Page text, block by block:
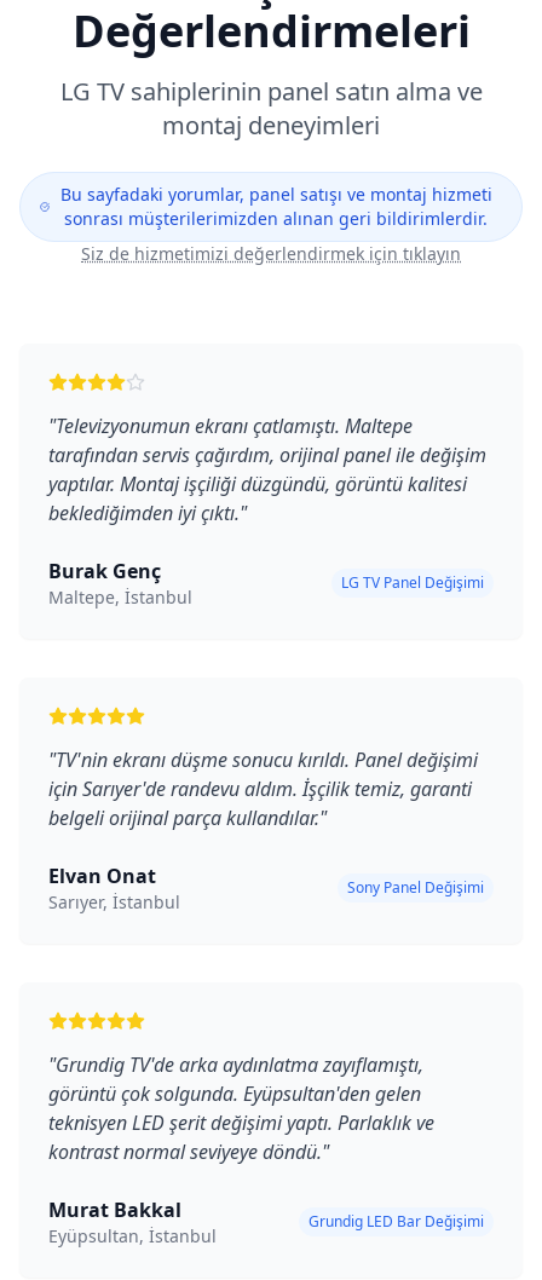
Değerlendirmeleri
LG TV sahiplerinin panel satın alma ve
montaj deneyimleri
Bu sayfadaki yorumlar, panel satışı ve montaj hizmeti
sonrası müşterilerimizden alınan geri bildirimlerdir.
Siz de hizmetimizi değerlendirmek için tıklayın
"Televizyonumun ekranı çatlamıştı. Maltepe
tarafından servis çağırdım, orijinal panel ile değişim
yaptılar. Montaj işçiliği düzgündü, görüntü kalitesi
beklediğimden iyi çıktı."
Burak Genç
Maltepe, İstanbul
LG TV Panel Değişimi
"TV'nin ekranı düşme sonucu kırıldı. Panel değişimi
için Sarıyer'de randevu aldım. İşçilik temiz, garanti
belgeli orijinal parça kullandılar."
Elvan Onat
Sarıyer, İstanbul
Sony Panel Değişimi
"Grundig TV'de arka aydınlatma zayıflamıştı,
görüntü çok solgunda. Eyüpsultan'den gelen
teknisyen LED şerit değişimi yaptı. Parlaklık ve
kontrast normal seviyeye döndü."
Murat Bakkal
Eyüpsultan, İstanbul
Grundig LED Bar Değişimi